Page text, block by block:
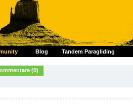
Blog Tandem Paragliding
(0)